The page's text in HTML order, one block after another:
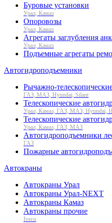
Буровые установки
Урал, Камаз
Опоровозы
Урал, Камаз
Агрегаты заглубления
Урал, Камаз
Подъемные агрегаты
Автогидроподъемники
Рычажно-
ГАЗ, МАЗ, Hyundai, Silant
Телескопические
Урал, Камаз, ГАЗ, МАЗ, Hyundai,
Телескопические
Урал, Камаз, ГАЗ, МАЗ
Автогидроподъемники
ГАЗ
Пожарные
Автокраны
Автокраны Урал
Автокраны Урал-NEXT
Автокраны Камаз
Автокраны прочие
Iveco